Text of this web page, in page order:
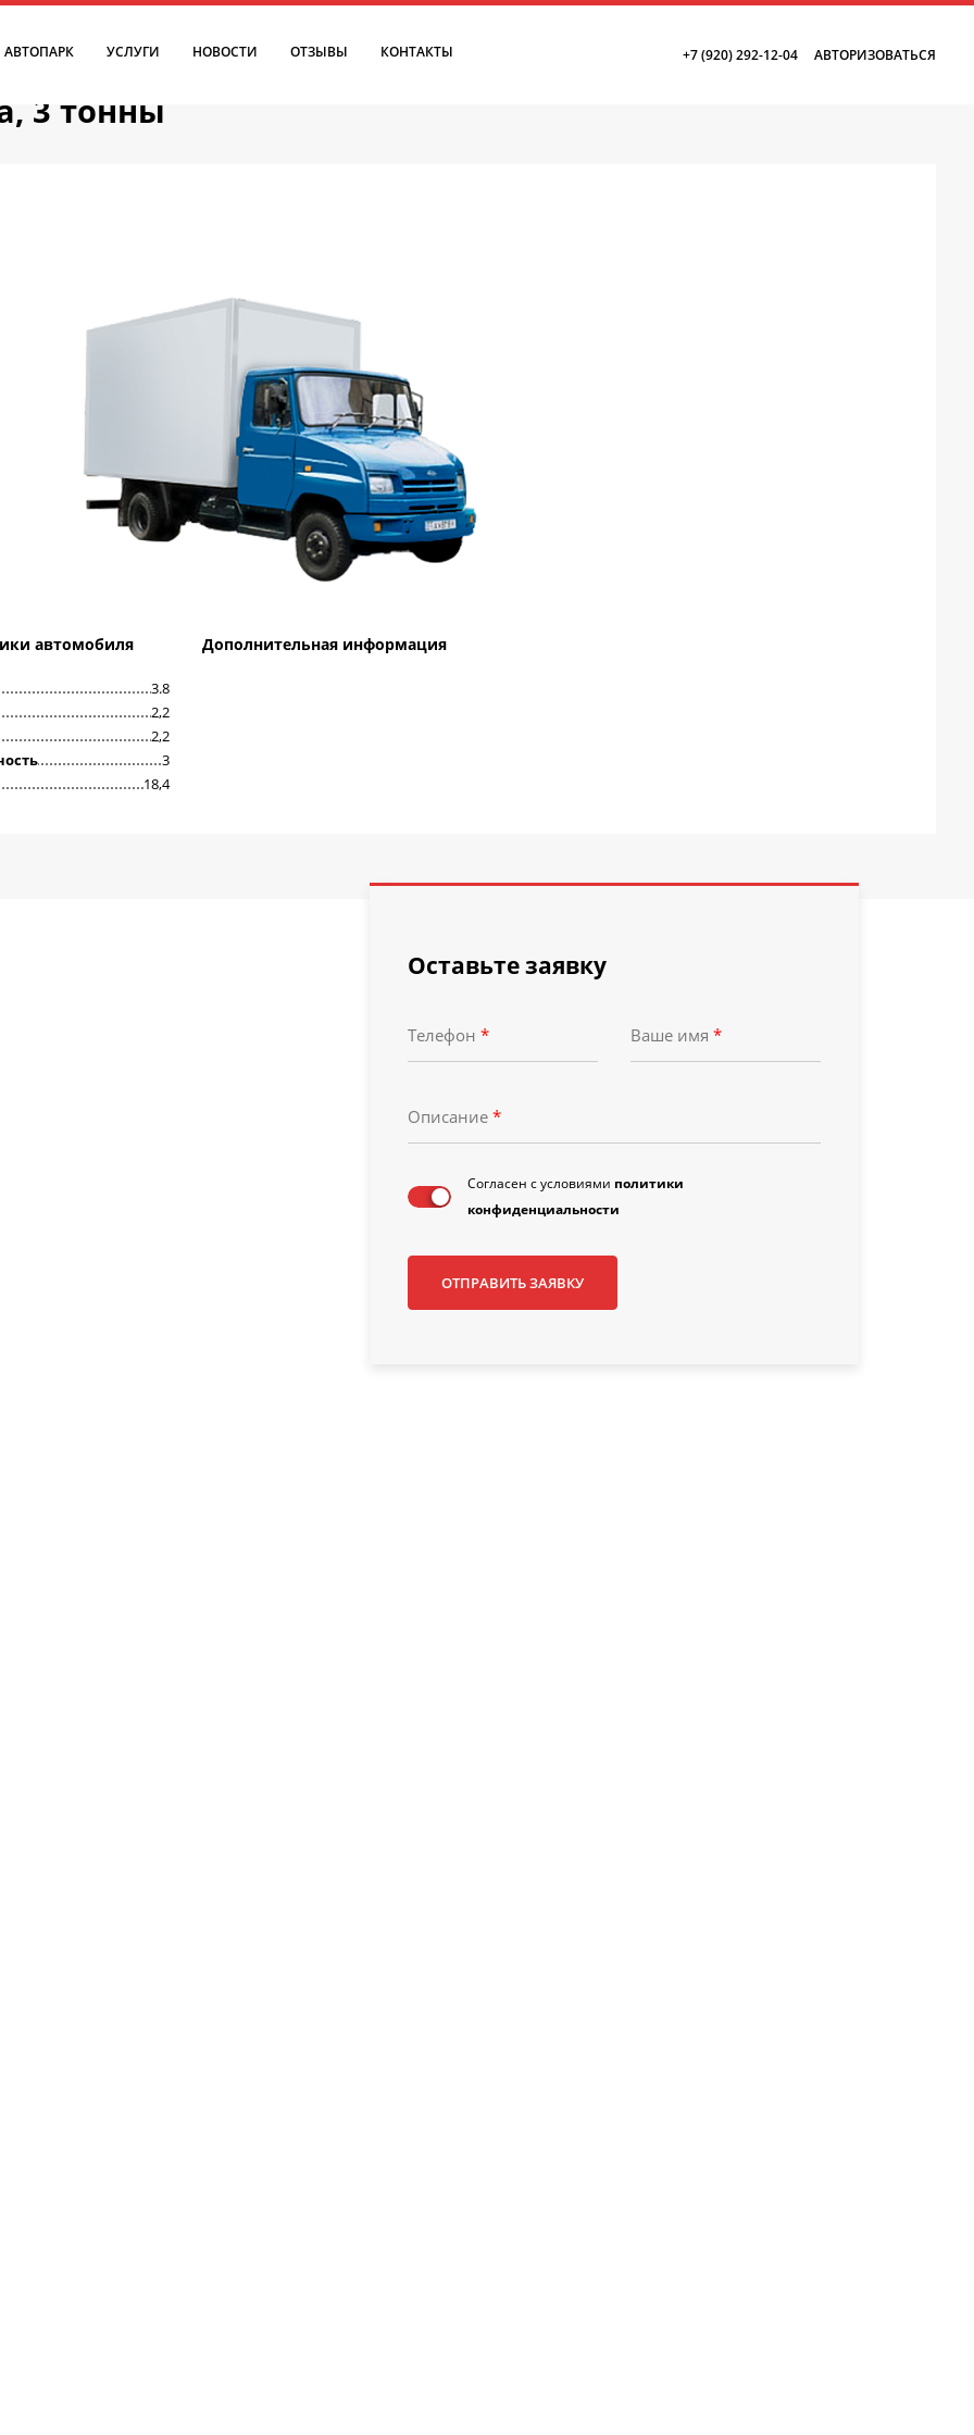
АВТОПАРК УСЛУГИ НОВОСТИ ОТЗЫВЫ КОНТАКТЫ +7 (920) 292-12-04 АВТОРИЗОВАТЬСЯ
3 тонны
3 тонны
автомобиля
3.8
2,2
2,2
3
18,4
Дополнительная информация
Оставьте заявку
Телефон * Ваше имя *
Описание *
Согласен с условиями политики
конфиденциальности
т